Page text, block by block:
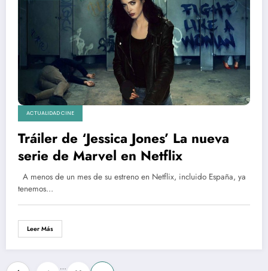
ACTUALIDAD CINE
Tráiler de ‘Jessica Jones’ La nueva
serie de Marvel en Netflix
A menos de un mes de su estreno en Netflix, incluido España, ya
tenemos…
Leer Más
…